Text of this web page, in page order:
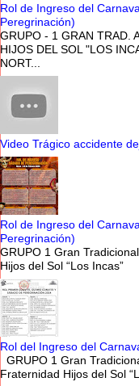
Rol de Ingreso del
Peregrinación)
GRUPO - 1 GRAN TRAD.
HIJOS DEL SOL "LOS
NORT...
Video Trágico accidente
Rol de Ingreso del
Peregrinación)
GRUPO 1 Gran
Hijos del Sol
Rol del Ingreso del
GRUPO 1 Gran
Fraternidad